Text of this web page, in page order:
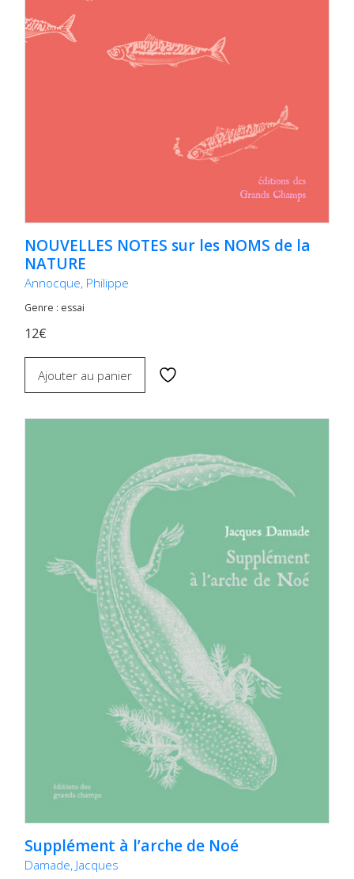
NOUVELLES NOTES sur les NOMS de la
NATURE
Annocque, Philippe
Genre : essai
12€
Ajouter au panier
Supplément à l’arche de Noé
Damade, Jacques